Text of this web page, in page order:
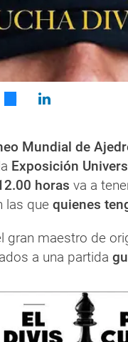
Mundial de
Exposición
horas va a
las que quienes
gran maestro de
a una partida